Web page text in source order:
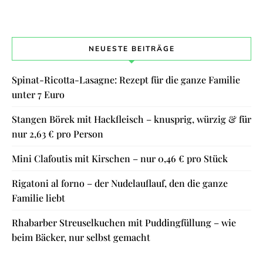
NEUESTE BEITRÄGE
Spinat-Ricotta-Lasagne: Rezept für die ganze Familie
unter 7 Euro
Stangen Börek mit Hackfleisch – knusprig, würzig & für
nur 2,63 € pro Person
Mini Clafoutis mit Kirschen – nur 0,46 € pro Stück
Rigatoni al forno – der Nudelauflauf, den die ganze
Familie liebt
Rhabarber Streuselkuchen mit Puddingfüllung – wie
beim Bäcker, nur selbst gemacht